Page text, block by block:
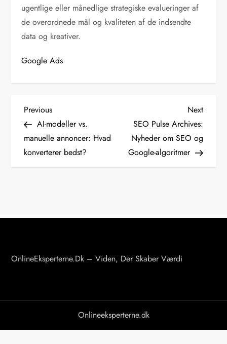
ugentlige eller månedlige strategiske evalueringer af
de overordnede mål og kvaliteten af de indsendte
data og kreativer.
Google Ads
I
n
d
g
i
Previous
Post
Previous
AI-modeller vs.
manuelle annoncer: Hvad
konverterer bedst?
Next
Post
Next
SEO Pulse Archives:
Nyheder om SEO og
Google-algoritmer
OnlineEksperterne.dk – Viden, Der Skaber Værdi
Onlineeksperterne.dk